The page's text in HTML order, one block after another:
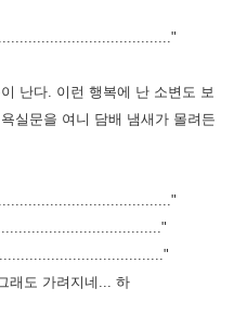
난다. 이런 행복에 난 소변도 보
욕실문을 여니 담배 냄새가 몰려든
래도 가려지네... 하